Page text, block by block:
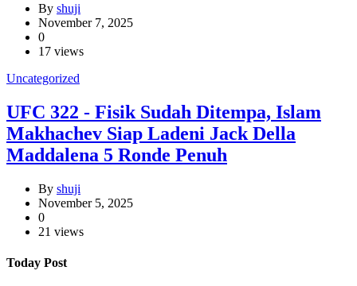
By shuji
November 7, 2025
0
17 views
Uncategorized
UFC 322 - Fisik Sudah Ditempa, Islam
Makhachev Siap Ladeni Jack Della
Maddalena 5 Ronde Penuh
By shuji
November 5, 2025
0
21 views
Today Post